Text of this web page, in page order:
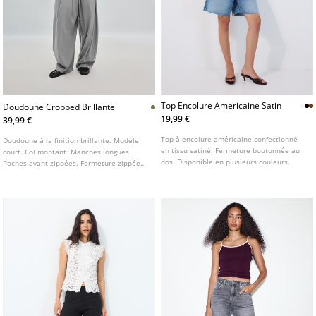
Doudoune Cropped Brillante
39,99 €
Doudoune à la finition brillante. Modèle
court. Col montant. Manches longues.
Poches avant zippées. Fermeture zippée
Top Encolure Americaine Satin
19,99 €
Top à encolure américaine confectionné
en tissu satiné. Fermeture boutonnée au
dos. Disponible en plusieurs couleurs.